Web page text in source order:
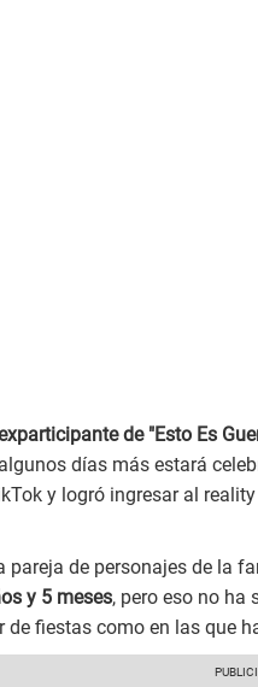
de "Esto Es
días más estará
y logró ingresar al
pareja de personajes de la
y 5 meses, pero eso no ha
de fiestas como en las que